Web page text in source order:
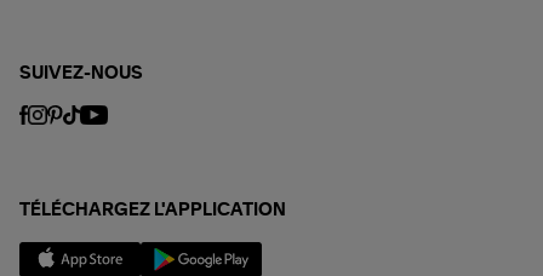
SUIVEZ-NOUS
TÉLÉCHARGEZ L'APPLICATION